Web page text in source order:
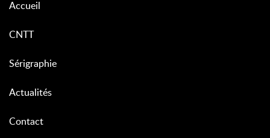
Accueil
CNTT
Sérigraphie
Actualités
Contact